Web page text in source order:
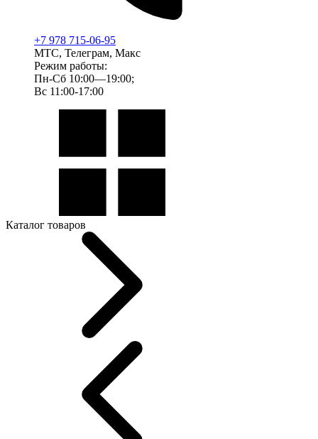
+7 978 715-06-95
МТС, Телеграм, Макс
Режим работы:
Пн-Сб 10:00—19:00;
Вс 11:00-17:00
Каталог товаров